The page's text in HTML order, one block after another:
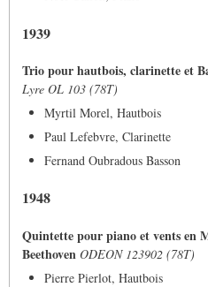
1939
Trio pour hautbois, clarinette et
Lyre OL 103 (78T)
Myrtil Morel, Hautbois
Paul Lefebvre, Clarinette
Fernand Oubradous Basson
1948
Quintette pour piano et vents en
Beethoven ODEON 123902 (78T)
Pierre Pierlot, Hautbois